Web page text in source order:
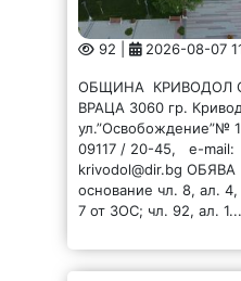
92 | 2026-08-07
ОБЩИНА КРИВОДОЛ
ВРАЦА 3060 гр.
ул.”Освобождение”№
09117 / 20-45, e-mail:
krivodol@dir.bg
основание чл. 8, ал. 4,
7 от ЗОС; чл. 92, ал. 1...